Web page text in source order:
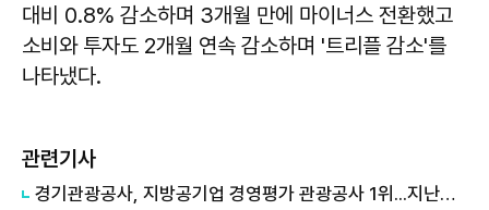
대비 0.8% 감소하며 3개월 만에 마이너스 전환했고
소비와 투자도 2개월 연속 감소하며 '트리플 감소'를
나타냈다.
관련기사
경기관광공사, 지방공기업 경영평가 관광공사 1위...지난해 5위서 4계단 상승